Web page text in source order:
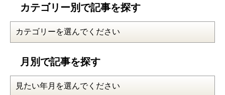
カテゴリー別で記事を探す
月別で記事を探す